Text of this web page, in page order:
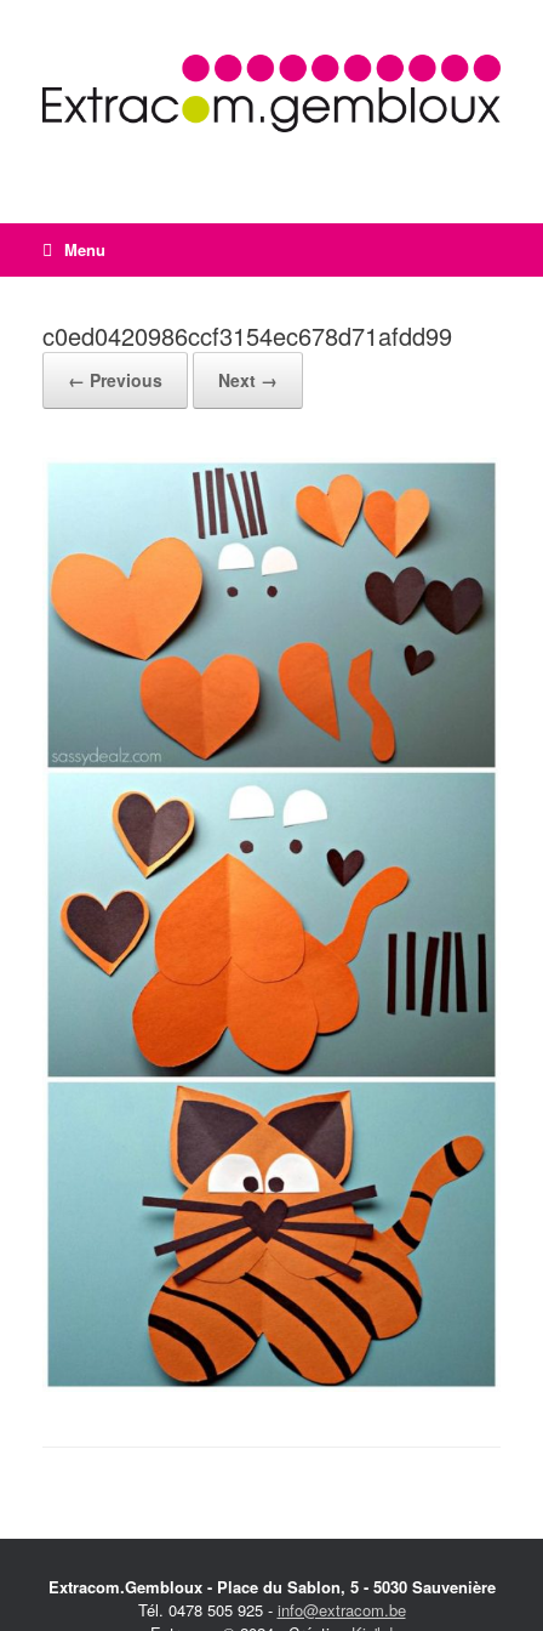
Menu
c0ed0420986ccf3154ec678d71afdd99
← Previous Next →
Extracom.Gembloux - Place du Sablon, 5 - 5030 Sauvenière
Tél. 0478 505 925 - info@extracom.be